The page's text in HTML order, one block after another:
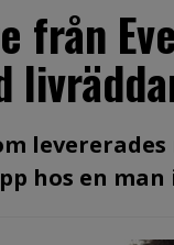
från
hos en man i